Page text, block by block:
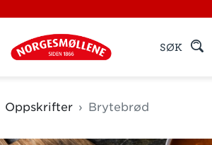
SØK
Oppskrifter Brytebrød